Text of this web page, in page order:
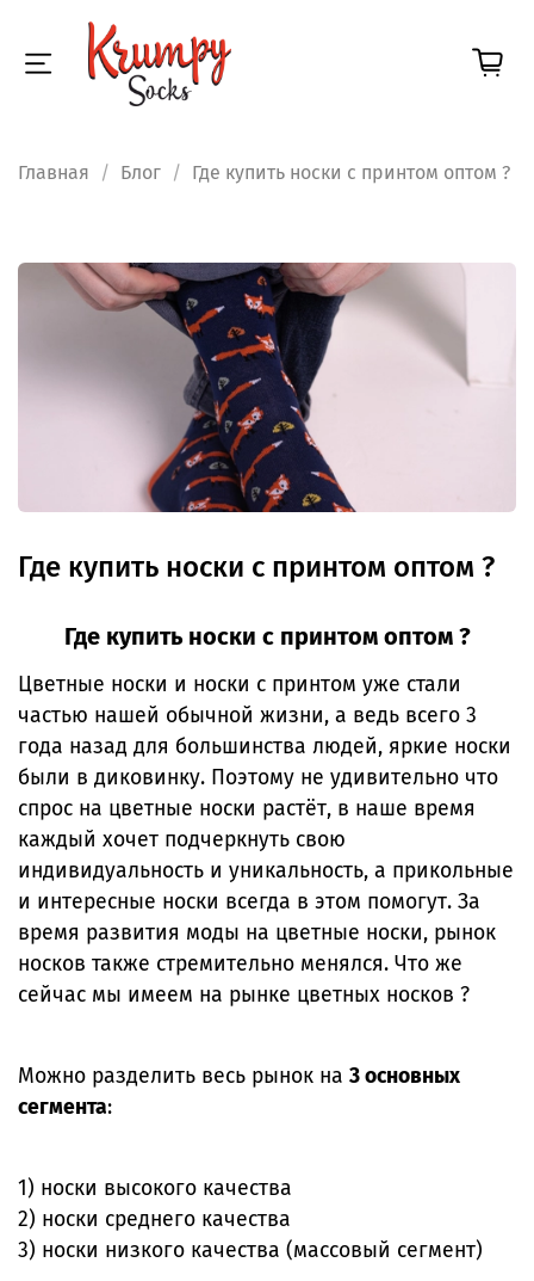
Главная Блог Где купить носки с принтом оптом ?
Где купить носки с принтом оптом ?
Где купить носки с принтом оптом ?
Цветные носки и носки с принтом уже стали
частью нашей обычной жизни, а ведь всего 3
года назад для большинства людей, яркие носки
были в диковинку. Поэтому не удивительно что
спрос на цветные носки растёт, в наше время
каждый хочет подчеркнуть свою
индивидуальность и уникальность, а прикольные
и интересные носки всегда в этом помогут. За
время развития моды на цветные носки, рынок
носков также стремительно менялся. Что же
сейчас мы имеем на рынке цветных носков ?
Можно разделить весь рынок на 3 основных
сегмента:
1) носки высокого качества
2) носки среднего качества
3) носки низкого качества (массовый сегмент)